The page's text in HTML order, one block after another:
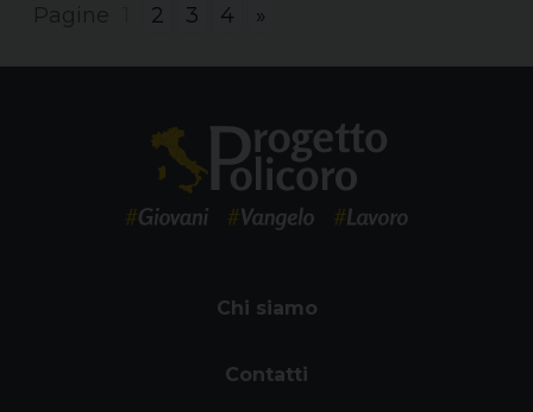
Pagine 2 3 4 »
Chi siamo
Contatti